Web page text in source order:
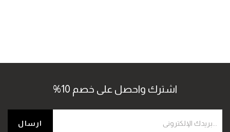
اشترك واحصل على خصم 10%